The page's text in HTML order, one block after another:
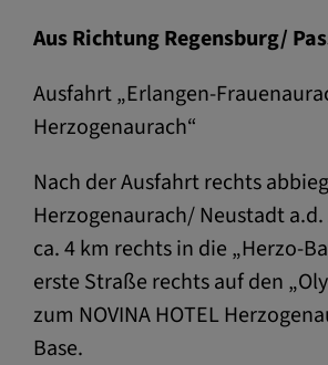
Aus Richtung Regensburg/
Ausfahrt „Erlangen-
Herzogenaurach“
Nach der Ausfahrt rechts
Herzogenaurach/ Neustadt a.d.
ca. 4 km rechts in die „Herzo-
erste Straße rechts auf den
zum NOVINA HOTEL
Base.